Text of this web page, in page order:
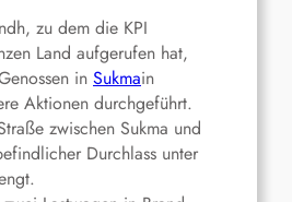
zu dem die KPI
Land aufgerufen hat,
in Sukmain
Aktionen durchgeführt.
zwischen Sukma und
Durchlass unter